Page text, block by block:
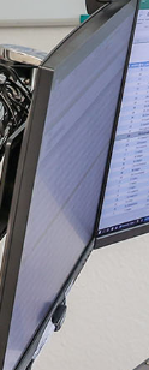
besteht
können
Untertiteln